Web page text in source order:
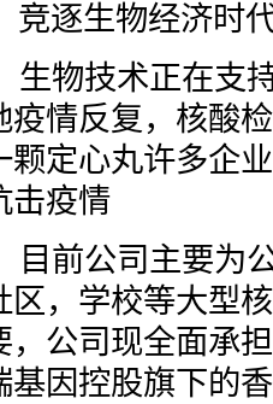
生物技术正在支
疫情反复，核酸
颗定心丸许多企
击疫情
目前公司主要为
区，学校等大型
，公司现全面承
基因控股旗下的